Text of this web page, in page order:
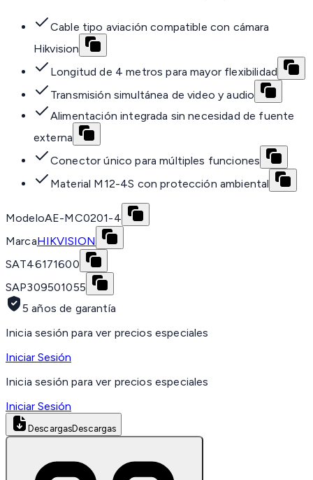
Cable tipo aviación compatible con cámara
Hikvision
Longitud de 4 metros para mayor flexibilidad
Transmisión simultánea de video y audio
Alimentación integrada sin necesidad de fuente
externa
Conector único para múltiples funciones
Material M12-4S con protección ambiental
ModeloAE-MC0201-4
MarcaHIKVISION
SAT46171600
SAP309501055
5 años de garantía
Inicia sesión para ver precios especiales
Iniciar Sesión
Inicia sesión para ver precios especiales
Iniciar Sesión
DescargasDescargas